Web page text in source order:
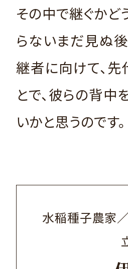
その中で継ぐかど
らないまだ見ぬ
継者に向けて、先
とで、彼らの背
いかと思うのです。
水稲種子農家